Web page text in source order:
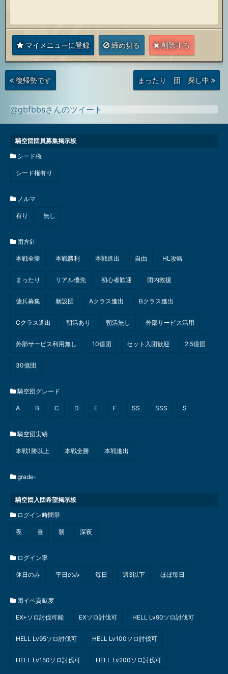
マイメニューに登録 締め切る 削除する
次
の
投
復帰勢です
前
の
投
まったり 団 探し中
@gbfbbsさんのツイート
騎空団団員募集掲示板
シード権
シード権有り
ノルマ
有り 無し
団方針
本戦全勝 本戦勝利 本戦進出 自由 HL攻略
まったり リアル優先 初心者歓迎 団内救援
傭兵募集 新設団 Aクラス進出 Bクラス進出
Cクラス進出 朝活あり 朝活無し 外部サービス活用
外部サービス利用無し 10億団 セット入団歓迎 2.5億団
30億団
騎空団グレード
A B C D E F SS SSS S
騎空団実績
本戦1勝以上 本戦全勝 本戦進出
grade-
騎空団入団希望掲示板
ログイン時間帯
夜 昼 朝 深夜
ログイン率
休日のみ 平日のみ 毎日 週3以下 ほぼ毎日
団イベ貢献度
EX+ソロ討伐可能 EXソロ討伐可 HELL Lv90ソロ討伐可
HELL Lv95ソロ討伐可 HELL Lv100ソロ討伐可
HELL Lv150ソロ討伐可 HELL Lv200ソロ討伐可